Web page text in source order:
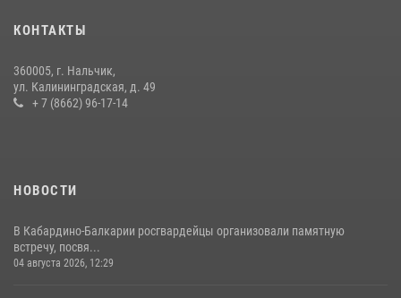
НАЧАЛЬНИК УПРАВЛЕНИЯ РОСГВАРДИИ ПО КАБАРДИНО-
БАЛКАРСКОЙ РЕСПУБЛИКЕ ПРОВЕДЕТ ПРИЕМ ГРАЖДАН
КОНТАКТЫ
360005, г. Нальчик,
ул. Калининградская, д. 49
+ 7 (8662) 96-17-14
НОВОСТИ
В Кабардино-Балкарии росгвардейцы организовали памятную
встречу, посвя...
04 августа 2026, 12:29